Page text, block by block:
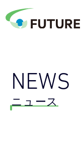
NEWS
ニュース